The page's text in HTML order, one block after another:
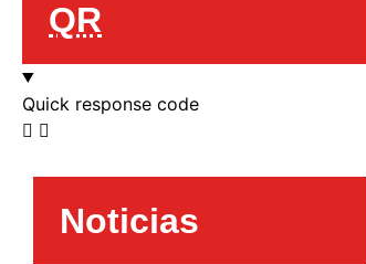
QR
Quick response code
Noticias